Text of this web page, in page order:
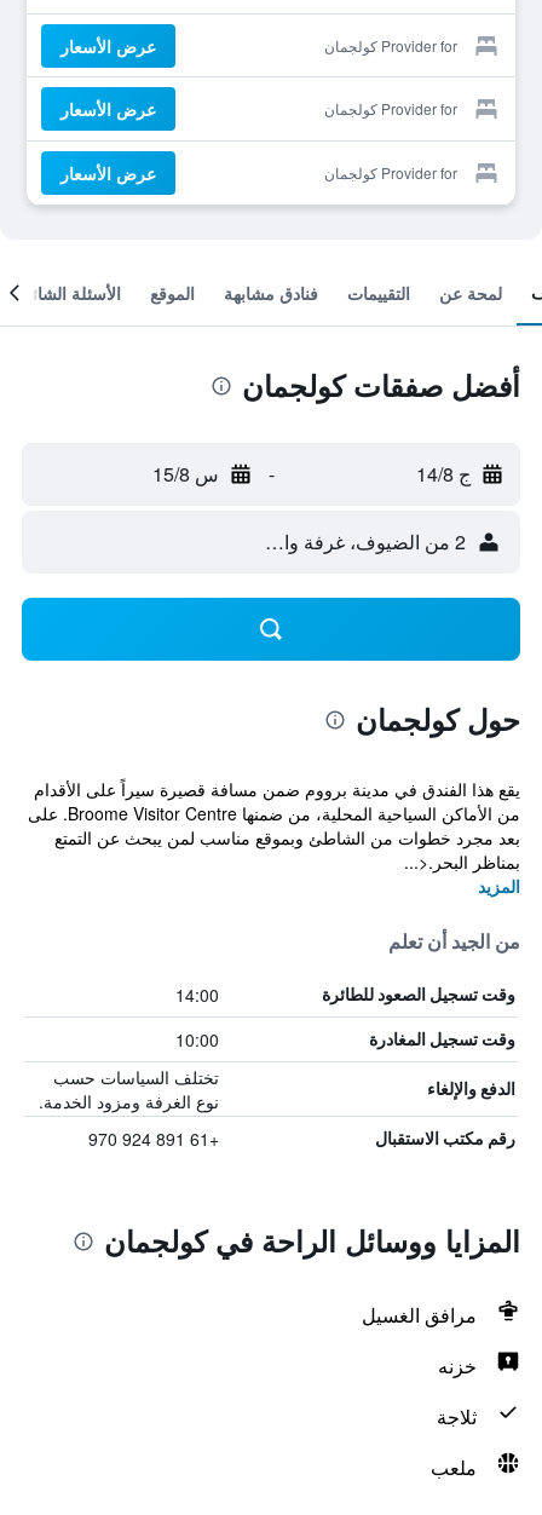
Provider for كولجمان عرض الأسعار
Provider for كولجمان عرض الأسعار
Provider for كولجمان عرض الأسعار
لمحة عن التقييمات فنادق مشابهة الموقع الأسئلة الشائعة
أفضل صفقات كولجمان
ج 14/8 - س 15/8
2 من الضيوف، غرفة واحدة
حول كولجمان
يقع هذا الفندق في مدينة برووم ضمن مسافة قصيرة سيراً على الأقدام
من الأماكن السياحية المحلية، من ضمنها Broome Visitor Centre. على
بعد مجرد خطوات من الشاطئ وبموقع مناسب لمن يبحث عن التمتع
بمناظر البحر.<...
المزيد
من الجيد أن تعلم
وقت تسجيل الصعود للطائرة 14:00
وقت تسجيل المغادرة 10:00
الدفع والإلغاء
تختلف السياسات حسب
نوع الغرفة ومزود الخدمة.
رقم مكتب الاستقبال +61 891 924 970
المزايا ووسائل الراحة في كولجمان
مرافق الغسيل
خزنه
ثلاجة
ملعب